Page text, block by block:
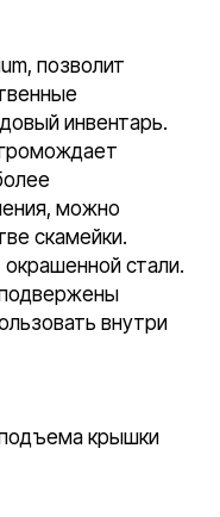
позволит
инвентарь.
можно
скамейки.
окрашенной стали.
внутри
крышки